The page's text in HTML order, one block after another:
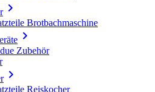

Brotbachmaschine

Zubehör

Reiskocher